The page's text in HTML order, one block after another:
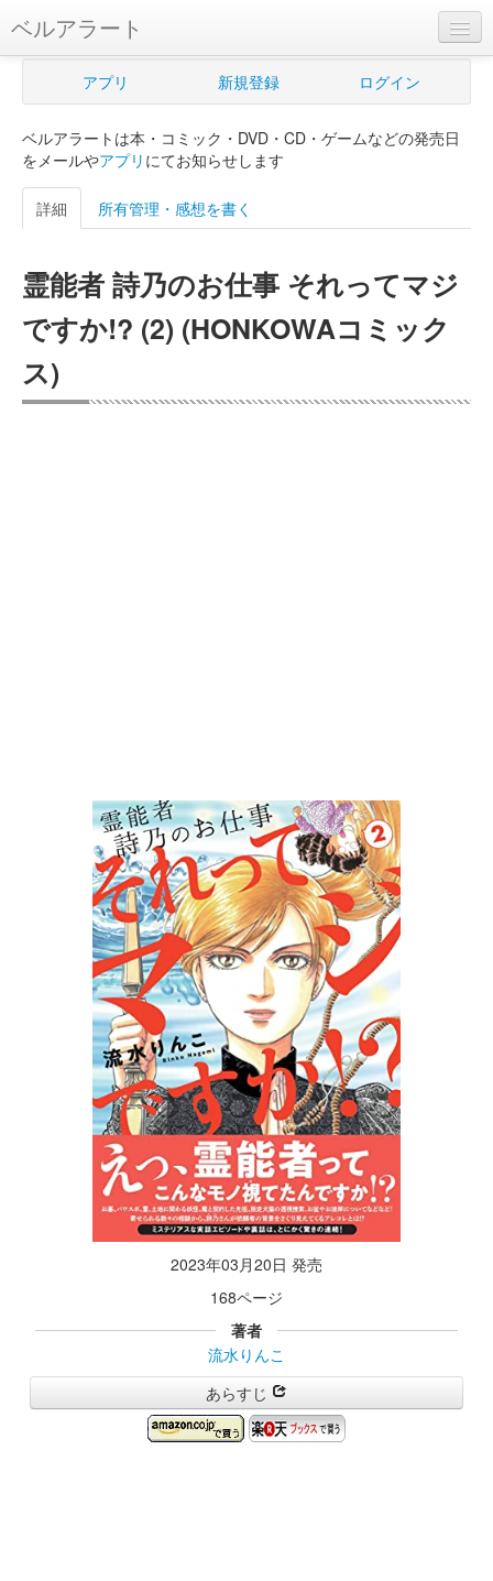
ベルアラート
ベルアラートとは
新規登録
ログイン
購入管理
Myシェルフ
プレミアム
アプリ 新規登録 ログイン
ベルアラートは本・コミック・DVD・CD・ゲームなどの発売日
をメールやアプリ にてお知らせします
詳細 所有管理・感想を書く
霊能者 詩乃のお仕事 それってマジ
ですか!? (2) (HONKOWAコミック
ス)
2023年03月20日 発売
168ページ
著者
流水りんこ
あらすじ